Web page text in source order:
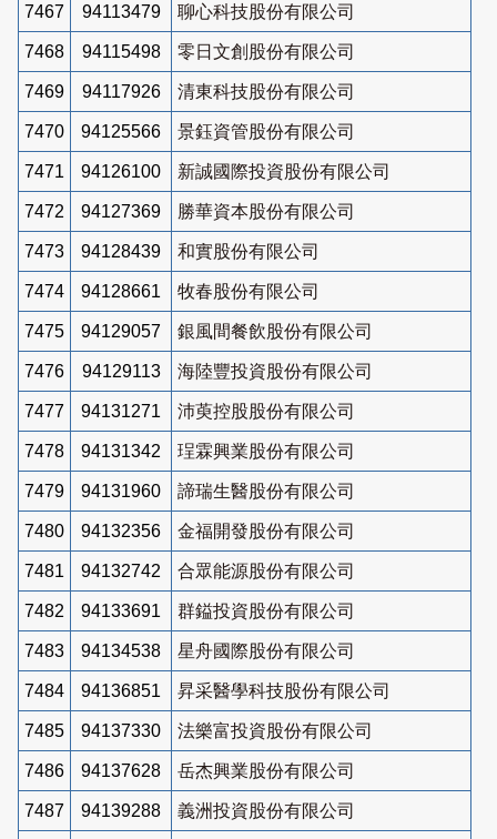
7467 94113479 聊心科技股份有限公司
7468 94115498 零日文創股份有限公司
7469 94117926 清東科技股份有限公司
7470 94125566 景鈺資管股份有限公司
7471 94126100 新誠國際投資股份有限公司
7472 94127369 勝華資本股份有限公司
7473 94128439 和實股份有限公司
7474 94128661 牧春股份有限公司
7475 94129057 銀風間餐飲股份有限公司
7476 94129113 海陸豐投資股份有限公司
7477 94131271 沛萸控股股份有限公司
7478 94131342 珵霖興業股份有限公司
7479 94131960 諦瑞生醫股份有限公司
7480 94132356 金福開發股份有限公司
7481 94132742 合眾能源股份有限公司
7482 94133691 群鎰投資股份有限公司
7483 94134538 星舟國際股份有限公司
7484 94136851 昇采醫學科技股份有限公司
7485 94137330 法樂富投資股份有限公司
7486 94137628 岳杰興業股份有限公司
7487 94139288 義洲投資股份有限公司